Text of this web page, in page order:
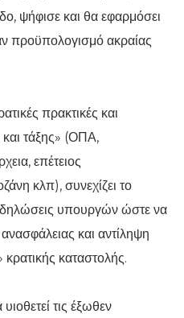
ψήφισε και θα εφαρμόσει
προϋπολογισμό ακραίας
πρακτικές και
και τάξης» (ΟΠΑ,
επέτειος
κλπ), συνεχίζει το
δηλώσεις υπουργών ώστε να
και αντίληψη
κρατικής καταστολής.
τις έξωθεν